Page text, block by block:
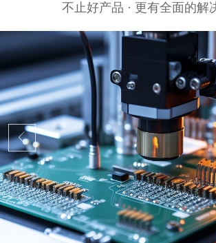
不止好产品 · 更有全面的解